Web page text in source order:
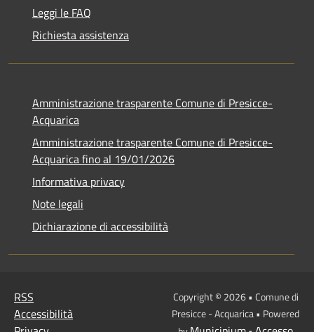
Leggi le FAQ
Richiesta assistenza
Amministrazione trasparente Comune di Presicce-
Acquarica
Amministrazione trasparente Comune di Presicce-
Acquarica fino al 19/01/2026
Informativa privacy
Note legali
Dichiarazione di accessibilità
RSS
Accessibilità
Copyright © 2026 • Comune di
Presicce - Acquarica • Powered